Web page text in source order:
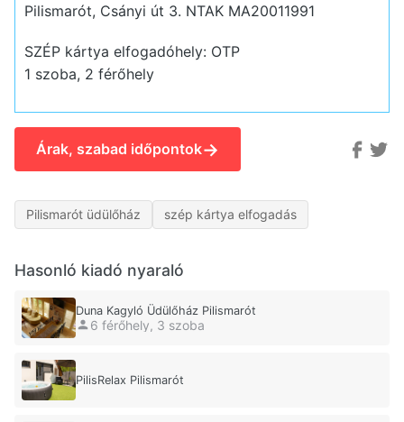
Pilismarót, Csányi út 3. NTAK MA20011991
SZÉP kártya elfogadóhely: OTP
1 szoba, 2 férőhely
Árak, szabad időpontok→
Pilismarót üdülőház szép kártya elfogadás
Hasonló kiadó nyaraló
Duna Kagyló Üdülőház Pilismarót
6 férőhely, 3 szoba
PilisRelax Pilismarót